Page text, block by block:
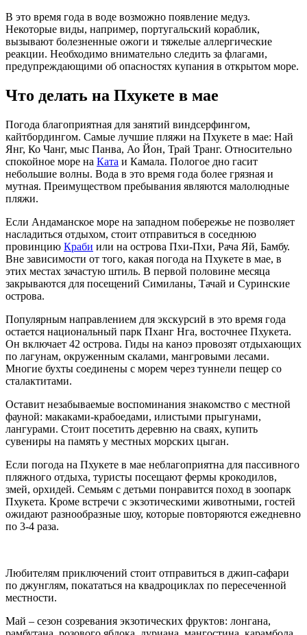
В это время года в воде возможно появление медуз.
Некоторые виды, например, португальский кораблик,
вызывают болезненные ожоги и тяжелые аллергические
реакции. Необходимо внимательно следить за флагами,
предупреждающими об опасностях купания в открытом море.
Что делать на Пхукете в мае
Погода благоприятная для занятий виндсерфингом,
кайтбордингом. Самые лучшие пляжи на Пхукете в мае: Най
Янг, Ко Чанг, мыс Панва, Ао Йон, Трай Транг. Относительно
спокойное море на Ката и Камала. Пологое дно гасит
небольшие волны. Вода в это время года более грязная и
мутная. Преимуществом пребывания являются малолюдные
пляжи.
Если Андаманское море на западном побережье не позволяет
насладиться отдыхом, стоит отправиться в соседнюю
провинцию Краби или на острова Пхи-Пхи, Рача Яй, Бамбу.
Вне зависимости от того, какая погода на Пхукете в мае, в
этих местах зачастую штиль. В первой половине месяца
закрываются для посещений Симиланы, Тачай и Суринские
острова.
Популярным направлением для экскурсий в это время года
остается национальный парк Пханг Нга, восточнее Пхукета.
Он включает 42 острова. Гиды на каноэ провозят отдыхающих
по лагунам, окруженным скалами, мангровыми лесами.
Многие бухты соединены с морем через туннели пещер со
сталактитами.
Оставит незабываемые воспоминания знакомство с местной
фауной: макаками-крабоедами, илистыми прыгунами,
лангурами. Стоит посетить деревню на сваях, купить
сувениры на память у местных морских цыган.
Если погода на Пхукете в мае неблагоприятна для пассивного
пляжного отдыха, туристы посещают фермы крокодилов,
змей, орхидей. Семьям с детьми понравится поход в зоопарк
Пхукета. Кроме встречи с экзотическими животными, гостей
ожидают разнообразные шоу, которые повторяются ежедневно
по 3-4 раза.
Любителям приключений стоит отправиться в джип-сафари
по джунглям, покататься на квадроциклах по пересеченной
местности.
Май – сезон созревания экзотических фруктов: лонгана,